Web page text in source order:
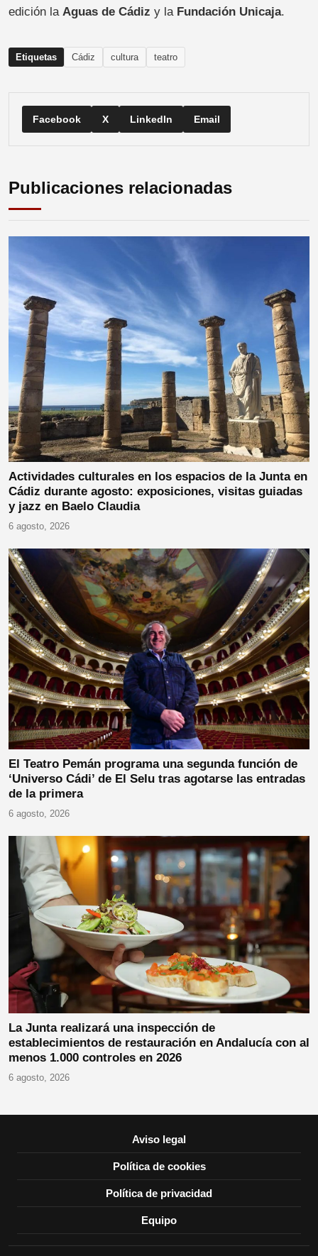
edición la Aguas de Cádiz y la Fundación Unicaja.
Etiquetas Cádiz cultura teatro
Facebook X LinkedIn Email
Publicaciones relacionadas
Actividades culturales en los espacios de la Junta en
Cádiz durante agosto: exposiciones, visitas guiadas
y jazz en Baelo Claudia
6 agosto, 2026
El Teatro Pemán programa una segunda función de
‘Universo Cádi’ de El Selu tras agotarse las entradas
de la primera
6 agosto, 2026
La Junta realizará una inspección de
establecimientos de restauración en Andalucía con al
menos 1.000 controles en 2026
6 agosto, 2026
Aviso legal
Política de cookies
Política de privacidad
Equipo